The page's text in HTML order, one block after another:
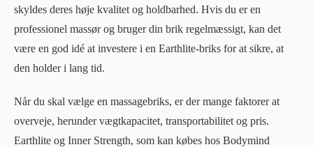
skyldes deres høje kvalitet og holdbarhed. Hvis du er en
professionel massør og bruger din brik regelmæssigt, kan det
være en god idé at investere i en Earthlite-briks for at sikre, at
den holder i lang tid.
Når du skal vælge en massagebriks, er der mange faktorer at
overveje, herunder vægtkapacitet, transportabilitet og pris.
Earthlite og Inner Strength, som kan købes hos Bodymind